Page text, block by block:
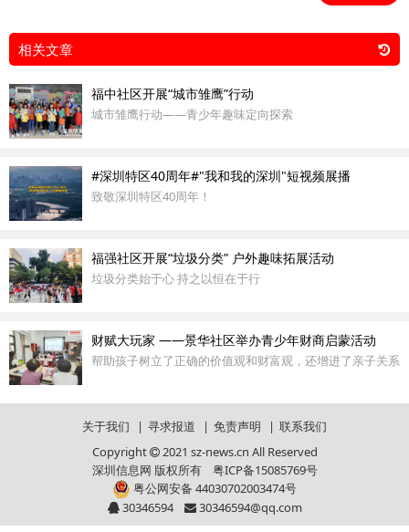
相关文章
福中社区开展“城市雏鹰”行动
城市雏鹰行动——青少年趣味定向探索
#深圳特区40周年#"我和我的深圳"短视频展播
致敬深圳特区40周年！
福强社区开展“垃圾分类” 户外趣味拓展活动
垃圾分类始于心 持之以恒在于行
财赋大玩家 ——景华社区举办青少年财商启蒙活动
帮助孩子树立了正确的价值观和财富观，还增进了亲子关系
关于我们 | 寻求报道 | 免责声明 | 联系我们
Copyright
2021 sz-news.cn All Reserved
深圳信息网 版权所有 粤ICP备15085769号
粤公网安备 44030702003474号
30346594
30346594@qq.com